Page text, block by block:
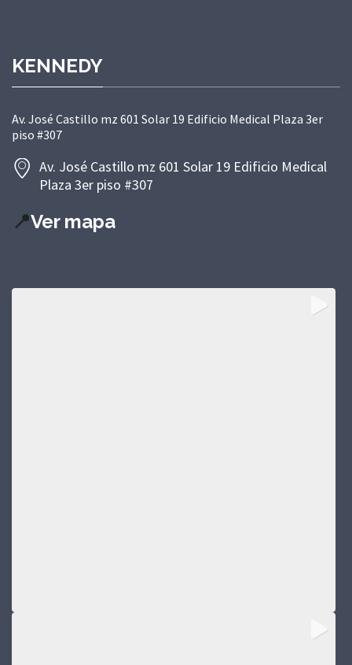
KENNEDY
Av. José Castillo mz 601 Solar 19 Edificio Medical Plaza 3er
piso #307
Av. José Castillo mz 601 Solar 19 Edificio Medical
Plaza 3er piso #307
📍Ver mapa